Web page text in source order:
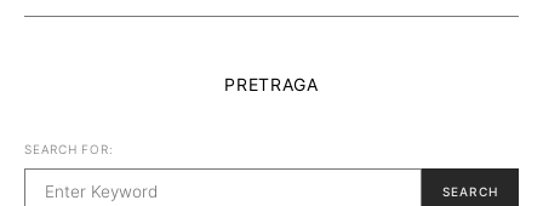
PRETRAGA
SEARCH FOR:
SEARCH